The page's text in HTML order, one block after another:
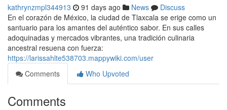
kathrynzmpl344913 91 days ago News
Discuss
En el corazón de México, la ciudad de Tlaxcala se erige como un
santuario para los amantes del auténtico sabor. En sus calles
adoquinadas y mercados vibrantes, una tradición culinaria
ancestral resuena con fuerza:
https://larissahlte538703.mappywiki.com/user
Comments
Who Upvoted
Comments